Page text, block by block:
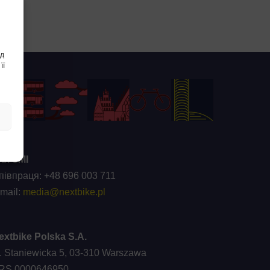
ЗМІ
+48 696 003 711
media@nextbike.pl
Polska S.A.
Staniewicka 5, 03-310 Warszawa